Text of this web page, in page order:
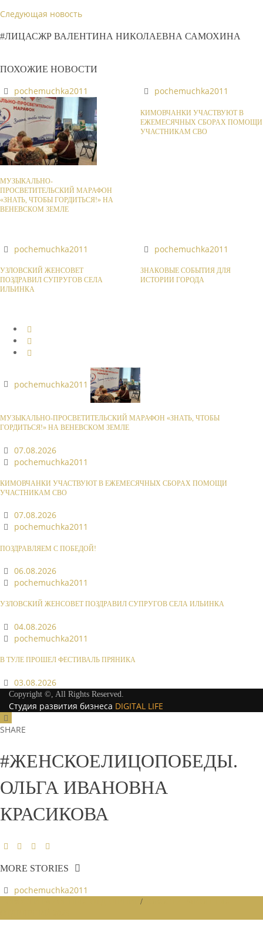
Следующая новость
#ЛИЦАСЖР ВАЛЕНТИНА НИКОЛАЕВНА САМОХИНА
ПОХОЖИЕ НОВОСТИ
pochemuchka2011
МУЗЫКАЛЬНО-
ПРОСВЕТИТЕЛЬСКИЙ МАРАФОН
«ЗНАТЬ, ЧТОБЫ ГОРДИТЬСЯ!» НА
ВЕНЕВСКОМ ЗЕМЛЕ
pochemuchka2011
КИМОВЧАНКИ УЧАСТВУЮТ В
ЕЖЕМЕСЯЧНЫХ СБОРАХ ПОМОЩИ
УЧАСТНИКАМ СВО
pochemuchka2011
УЗЛОВСКИЙ ЖЕНСОВЕТ
ПОЗДРАВИЛ СУПРУГОВ СЕЛА
ИЛЬИНКА
pochemuchka2011
ЗНАКОВЫЕ СОБЫТИЯ ДЛЯ
ИСТОРИИ ГОРОДА
pochemuchka2011
МУЗЫКАЛЬНО-ПРОСВЕТИТЕЛЬСКИЙ МАРАФОН «ЗНАТЬ, ЧТОБЫ
ГОРДИТЬСЯ!» НА ВЕНЕВСКОМ ЗЕМЛЕ
07.08.2026
pochemuchka2011
КИМОВЧАНКИ УЧАСТВУЮТ В ЕЖЕМЕСЯЧНЫХ СБОРАХ ПОМОЩИ
УЧАСТНИКАМ СВО
07.08.2026
pochemuchka2011
ПОЗДРАВЛЯЕМ С ПОБЕДОЙ!
06.08.2026
pochemuchka2011
УЗЛОВСКИЙ ЖЕНСОВЕТ ПОЗДРАВИЛ СУПРУГОВ СЕЛА ИЛЬИНКА
04.08.2026
pochemuchka2011
В ТУЛЕ ПРОШЕЛ ФЕСТИВАЛЬ ПРЯНИКА
03.08.2026
Copyright ©, All Rights Reserved.
Студия развития бизнеса DIGITAL LIFE
SHARE
#ЖЕНСКОЕЛИЦОПОБЕДЫ.
ОЛЬГА ИВАНОВНА
КРАСИКОВА
MORE STORIES
pochemuchka2011
/